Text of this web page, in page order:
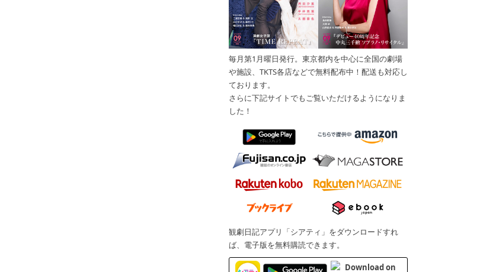
毎月第1月曜日発行。東京都内を中心に全国の劇場
や施設、TKTS各店などで無料配布中！配送も対応し
ております。
さらに下記サイトでもご覧いただけるようになりま
した！
観劇日記アプリ「シアティ」をダウンロードすれ
ば、電子版を無料購読できます。